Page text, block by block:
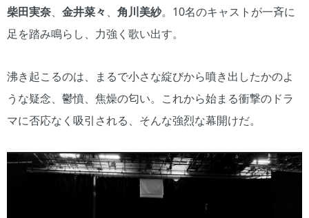
柴田実奈、 金井菜々、 角川美紗。10名のキャストが一斉に
足を踏み鳴らし、力強く歌い出す。
沸き起こるのは、まるで小さな綻びから噴き出したかのよ
うな疑念、鬱憤、焦燥の匂い。これから始まる衝撃のドラ
マに否応なく吸引される、そんな強烈な幕開けだ。